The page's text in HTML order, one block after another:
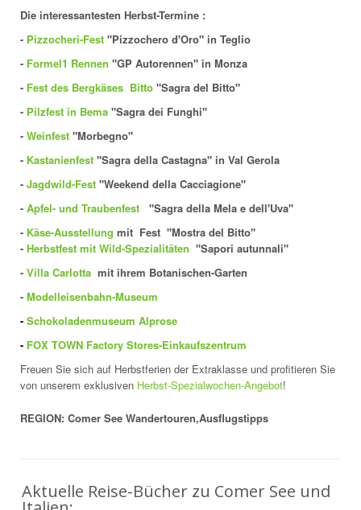
Die interessantesten Herbst-Termine :
- Pizzocheri-Fest "Pizzochero d'Oro" in Teglio
- Formel1 Rennen "GP Autorennen" in Monza
- Fest des Bergkäses Bitto "Sagra del Bitto"
- Pilzfest in Bema "Sagra dei Funghi"
- Weinfest "Morbegno"
- Kastanienfest "Sagra della Castagna" in Val Gerola
- Jagdwild-Fest "Weekend della Cacciagione"
- Apfel- und Traubenfest
"Sagra della Mela e dell'Uva"
- Käse-Ausstellung mit Fest "Mostra del Bitto"
- Herbstfest mit Wild-Spezialitäten "Sapori autunnali"
- Villa Carlotta mit ihrem Botanischen-Garten
- Modelleisenbahn-Museum
- Schokoladenmuseum Alprose
- FOX TOWN Factory Stores-Einkaufszentrum
Freuen Sie sich auf Herbstferien der Extraklasse und profitieren Sie
von unserem exklusiven Herbst-Spezialwochen-Angebot!
REGION: Comer See Wandertouren,Ausflugstipps
Aktuelle Reise-Bücher zu Comer See und